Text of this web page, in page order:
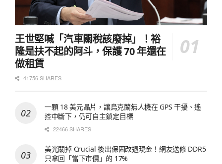
王世堅喊「汽車關稅該廢掉」！裕
隆是扶不起的阿斗，保護 70 年還在
做租賃
41756 SHARES
一顆 18 美元晶片，讓烏克蘭無人機在 GPS 干擾、遙
控中斷下，仍可自主鎖定目標
22466 SHARES
美光關掉 Crucial 後出保固改退現金！網友送修 DDR5
只拿回「當下市價」的 17%